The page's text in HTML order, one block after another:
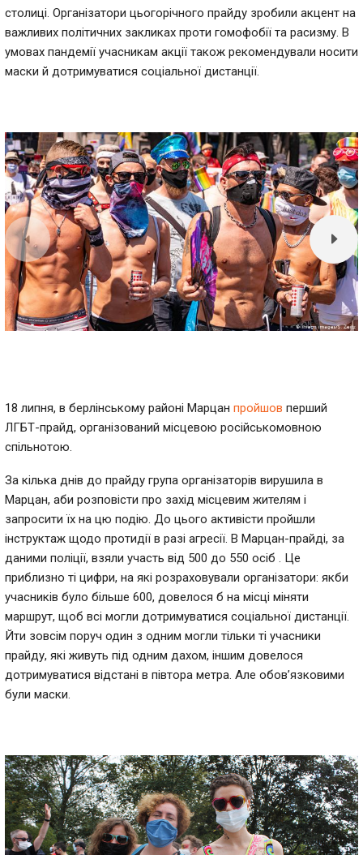
столиці. Організатори цьогорічного прайду зробили акцент на
важливих політичних закликах проти гомофобії та расизму. В
умовах пандемії учасникам акції також рекомендували носити
маски й дотримуватися соціальної дистанції.
18 липня, в берлінському районі Марцан пройшов перший
ЛГБТ-прайд, організований місцевою російськомовною
спільнотою.
За кілька днів до прайду група організаторів вирушила в
Марцан, аби розповісти про захід місцевим жителям і
запросити їх на цю подію. До цього активісти пройшли
інструктаж щодо протидії в разі агресії. В Марцан-прайді, за
даними поліції, взяли участь від 500 до 550 осіб . Це
приблизно ті цифри, на які розраховували організатори: якби
учасників було більше 600, довелося б на місці міняти
маршрут, щоб всі могли дотримуватися соціальної дистанції.
Йти зовсім поруч один з одним могли тільки ті учасники
прайду, які живуть під одним дахом, іншим довелося
дотримуватися відстані в півтора метра. Але обов’язковими
були маски.